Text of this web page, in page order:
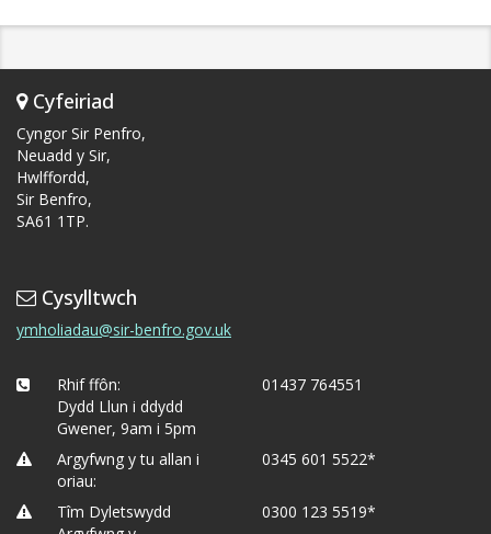
Cyfeiriad
Cyngor Sir Penfro,
Neuadd y Sir,
Hwlffordd,
Sir Benfro,
SA61 1TP.
Cysylltwch
ymholiadau@sir-benfro.gov.uk
Rhif ffôn:
Dydd Llun i ddydd
Gwener, 9am i 5pm
01437 764551
Argyfwng y tu allan i
oriau:
0345 601 5522*
Tîm Dyletswydd
0300 123 5519*